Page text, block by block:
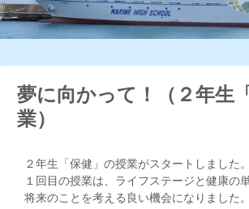
夢に向かって！（２年生
業）
２年生「保健」の授業がスタートしました。
１回目の授業は、ライフステージと健康の単
将来のことを考える良い機会になりました。